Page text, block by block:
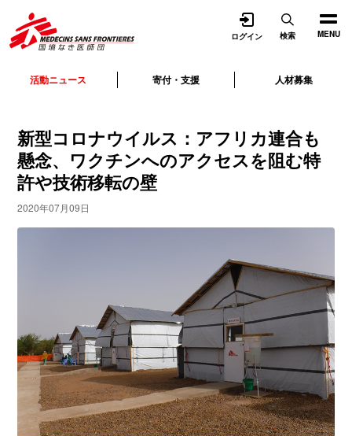
MENU
活動ニュース 寄付・支援 人材募集
ログイン 検索
新型コロナウイルス：アフリカ連合も
懸念、ワクチンへのアクセスを阻む特
許や技術移転の壁
2020年07月09日